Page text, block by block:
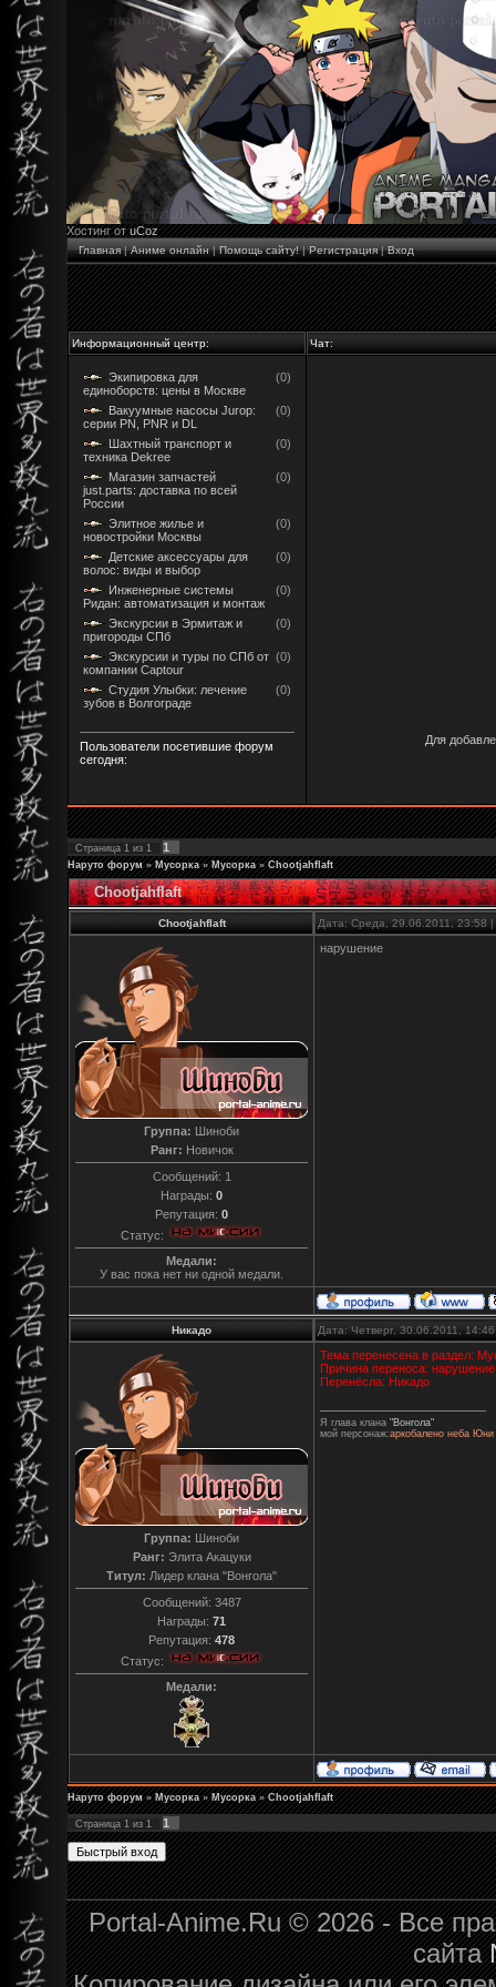
Хостинг отuCoz
Главная|Аниме онлайн|Помощь сайту!|Регистрация|Вход
Информационный центр: Чат:
Экипировка для
единоборств: цены в Москве
(0)
Вакуумные насосы Jurop:
серии PN, PNR и DL
(0)
Шахтный транспорт и
техника Dekree
(0)
Магазин запчастей
just.parts: доставка по всей
России
(0)
Элитное жилье и
новостройки Москвы
(0)
Детские аксессуары для
волос: виды и выбор
(0)
Инженерные системы
Ридан: автоматизация и монтаж
(0)
Экскурсии в Эрмитаж и
пригороды СПб
(0)
Экскурсии и туры по СПб от
компании Captour
(0)
Студия Улыбки: лечение
зубов в Волгограде
(0)
Пользователи посетившие форум
сегодня:
Для
Страница 1 из 1 1
Наруто форум » Мусорка » Мусорка » Chootjahflaft
Chootjahflaft
Chootjahflaft Дата: Среда, 29.06.2011, 23:58
Группа: Шиноби
Ранг: Новичок
Сообщений: 1
Награды: 0
Репутация: 0
Статус:
Медали:
У вас пока нет ни одной медали.
нарушение
Никадо Дата: Четверг, 30.06.2011,
Группа: Шиноби
Ранг: Элита Акацуки
Титул: Лидер клана "Вонгола"
Сообщений: 3487
Награды: 71
Репутация: 478
Статус:
Медали:
Тема перенесена в раздел:
Причина переноса: нарушение
Перенёсла: Никадо
Я глава клана "Вонгола"
мой персонаж:аркобалено неба Юни
Наруто форум » Мусорка » Мусорка » Chootjahflaft
Страница 1 из 1 1
Portal-Anime.Ru © 2026 - Все
сайта